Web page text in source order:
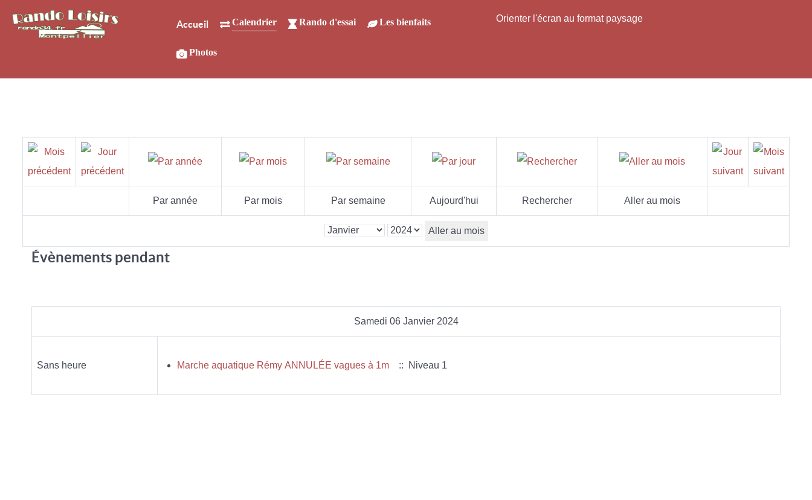
Accueil Calendrier Rando d'essai Les bienfaits
Photos
Orienter l'écran au format paysage
Par année Par mois Par semaine Aujourd'hui Rechercher Aller au mois
Aller au mois
Évènements pendant
Samedi 06 Janvier 2024
Sans heure Marche aquatique Rémy ANNULÉE vagues à 1m :: Niveau 1